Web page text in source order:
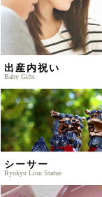
出産内祝い
Baby Gifts
シーサー
Ryukyu Lion Statue